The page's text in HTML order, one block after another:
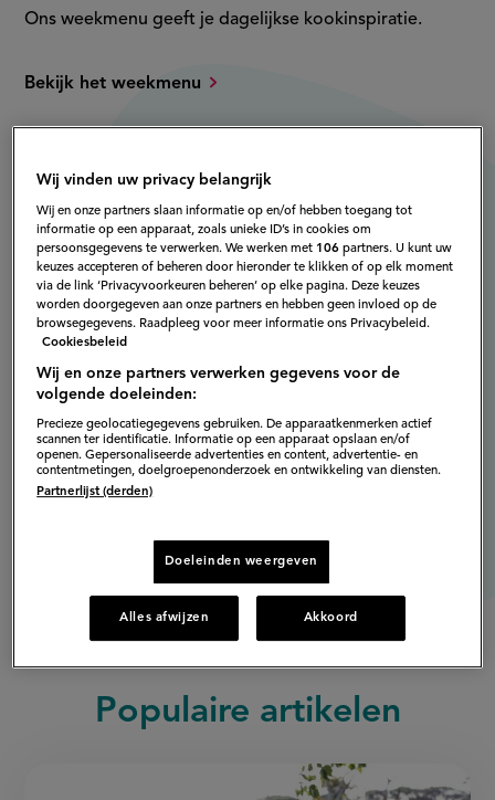
Ons weekmenu geeft je dagelijkse kookinspiratie.
Bekijk het weekmenu
Populaire artikelen
Wij vinden uw privacy belangrijk
Wij en onze partners slaan informatie op en/of hebben toegang tot
informatie op een apparaat, zoals unieke ID’s in cookies om
persoonsgegevens te verwerken. We werken met 106 partners. U kunt uw
keuzes accepteren of beheren door hieronder te klikken of op elk moment
via de link ‘Privacyvoorkeuren beheren’ op elke pagina. Deze keuzes
worden doorgegeven aan onze partners en hebben geen invloed op de
browsegegevens. Raadpleeg voor meer informatie ons Privacybeleid.
Cookiesbeleid
Wij en onze partners verwerken gegevens voor de
volgende doeleinden:
Precieze geolocatiegegevens gebruiken. De apparaatkenmerken actief
scannen ter identificatie. Informatie op een apparaat opslaan en/of
openen. Gepersonaliseerde advertenties en content, advertentie- en
contentmetingen, doelgroepenonderzoek en ontwikkeling van diensten.
Partnerlijst (derden)
Doeleinden weergeven
Alles afwijzen Akkoord